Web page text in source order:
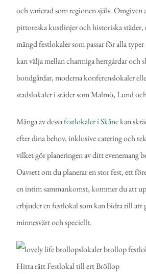
och varierad som regionen själv. Omgiven
pittoreska kustlinjer och historiska städer,
mängd festlokaler som passar för alla
kan välja mellan charmiga herrgårdar och
bondgårdar, moderna konferenslokaler
stadslokaler i städer som Malmö, Lund
Många av dessafestlokaler i Skånekan
efter dina behov, inklusive catering och
vilket gör planeringen av ditt evenemang
Oavsett om du planerar en stor fest, ett
en intim sammankomst, kommer du att
erbjuder en festlokal som kan bidra till att
minnesvärt och speciellt.